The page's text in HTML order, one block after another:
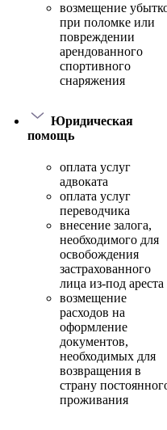
возмещение
при поломке или
повреждении
арендованного
спортивного
снаряжения
Юридическая
помощь
оплата услуг
адвоката
оплата услуг
переводчика
внесение залога,
необходимого для
освобождения
застрахованного
лица из-под ареста
возмещение
расходов на
оформление
документов,
необходимых для
возвращения в
страну
проживания